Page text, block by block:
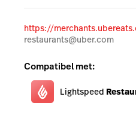
https://
restaurants@uber.com
Compatibel met:
Lightspeed